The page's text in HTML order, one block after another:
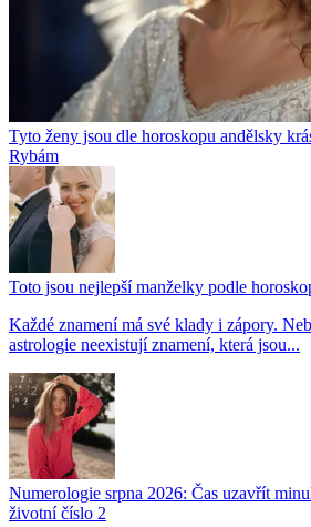
Tyto ženy jsou dle horoskopu andělsky
Rybám
Toto jsou nejlepší manželky podle
Každé znamení má své klady i zápory.
astrologie neexistují znamení, která jsou...
Numerologie srpna 2026: Čas uzavřít
životní číslo 2